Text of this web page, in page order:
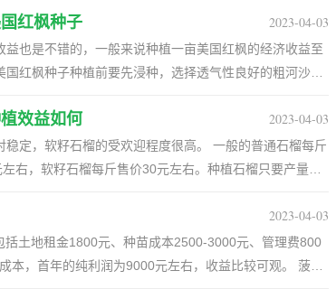
长，所以应控制浇水。要做到不旱不浇，旱时喷洒轻
并利用苗床周围排水沟及时排水，严防苗床积水。
时防治，还易引发病毒病，所以应给予足够重视。对于
初秋时节，苗期易发的病害是猝倒病、立枯病和病毒
普力克，恶霉灵等药剂防治。对于病毒病，除要治住蚜
节，由于高温不利于果菜类花芽分化的进行，因此需要
或1000毫升/千克矮壮素，每隔7天喷洒一次，总共需要
不良，野天麻瘦小、萎蔫。若土壤含水量过高，则泥土
一花，花两性，萼片披针形或长卵形，绿色，花被片呈
右至近等长，中部以上宽2-6mm；雄蕊8-10，花药长1-
。七叶一枝花为多年生草本植物，茎直立，叶5-8片轮生
花梗从茎顶抽出，通常比叶长，顶生一花，萼片4-6，
2、重楼种子萌发、根生长发育和顶芽萌发适宜温度为
宜温度为16-20℃，地下部根茎生长适宜温度为14-
的环境；以透水性好，呈微酸性的腐殖土或肥沃砂质土
低钠、低脂肪、低糖，铁、锌含量分别是普通小麦的19
学名"秦黑1号"，是西北农林科技大学、杨凌益康农作物
粒小麦孑遗种资源育成的高铁锌特异质小麦新种质。
植户来说也是一个很好的赚钱项目，种植前景很好。
艾草各方面产业的兴起和发展，传统的艾灸在市场上倍
疗保健等行业对艾草的需求量都是挺大的。 四、艾草的
雨，适当滴水保墒。 2、适时施肥 艾草成活后，在苗高
，阴雨天施肥比较好，晴天的话叶面喷施肥料。11月上
浇水 夏季高温干旱季节，对于高度80厘米以下的苗，叶
开花前割取地上带有叶片茎枝，杂质、枯叶全部去除，
一亩茭白多少成本 种植茭白的投资成本是非常低的，种
农药费用400-500元，水电、人工、运输以及其他费用
投资成本在2700元左右。 二、茭白种植技术 1、品种选
雄株，有雄株的就是特别好的茭白了，可以挑选这种茭
垮的土壤，要选择高地坚固的土壤。茭白生长需要大量的
的茭白。 3、移栽茭白 一般选择在10-11月份移栽茭
，每亩地可以种植约1200株茭白。 4、日常管理 做好日
暖和时控制在5厘米左右，不可以太多。移栽15天后再
茭白施肥主要用厩肥，即常见的农家肥，每亩茭白施
红枫种子
也是不错的，一般来说种植一亩美国红枫的经济收益至
红枫种子种植前要先浸种，选择透气性良好的粗河沙进
棚，做好水肥、除草等日常管理工作。 一、种植美国红
，苗木产量增长，但需求量没有增加，所以美国红枫市场
纯正品种）。纯正的种苗市场价格行情不变，即使降价
属于美国红枫种植业发展的瓶颈期，经济效益较低。由
绿植，但这些绿植并不比红枫差。尽管美国红枫的经济
了。 3、种植成本收益分析 美国红枫的种植成本较高，
2023-04-03
效益如何
定，软籽石榴的受欢迎程度很高。 一般的普通石榴每斤
右，软籽石榴每斤售价30元左右。种植石榴只要产量有
种植前景怎样 石榴的种植前景还是比较好的，软籽石榴
籽石榴现在的普及程度已经比较高了，不会出现因为不
，如果你卖的石榴比别人更红更甜，那么价格回报自然
2023-04-03
土地租金1800元、种苗成本2500-3000元、管理费800
，首年的纯利润为9000元左右，收益比较可观。 菠萝
2023-04-03